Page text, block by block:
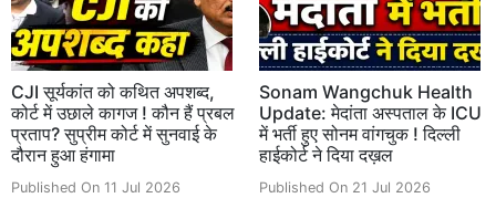
CJI सूर्यकांत को कथित अपशब्द,
कोर्ट में उछाले कागज ! कौन हैं प्रबल
प्रताप? सुप्रीम कोर्ट में सुनवाई के
दौरान हुआ हंगामा
Published On 11 Jul 2026
Sonam Wangchuk Health
Update: मेदांता अस्पताल के ICU
में भर्ती हुए सोनम वांगचुक ! दिल्ली
हाईकोर्ट ने दिया दख़ल
Published On 21 Jul 2026